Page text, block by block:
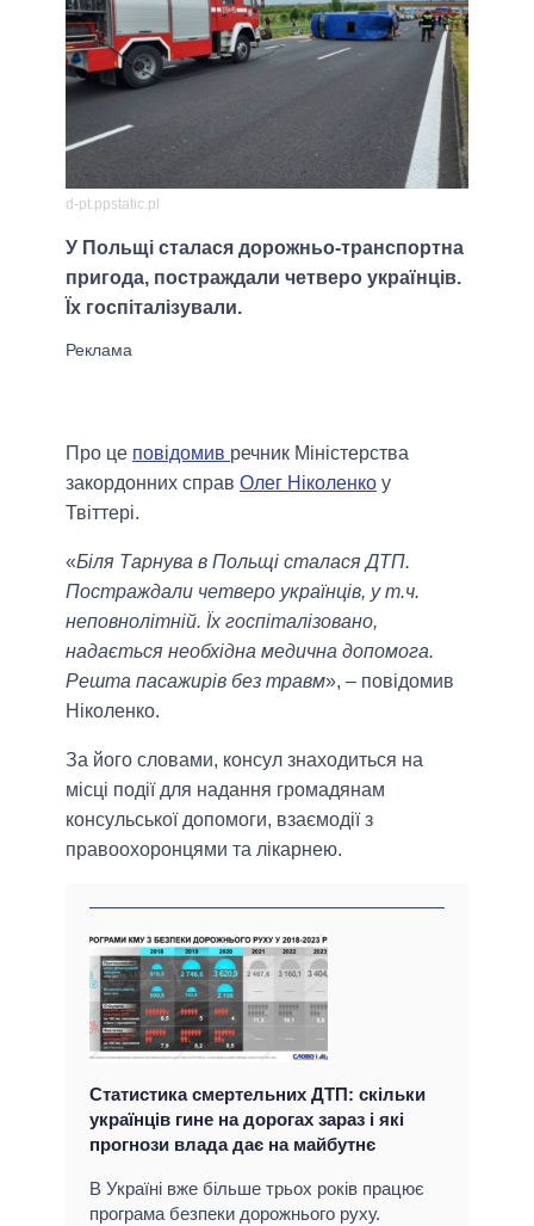
d-pt.ppstatic.pl
У Польщі сталася дорожньо-транспортна
пригода, постраждали четверо українців.
Їх госпіталізували.
Про це повідомив речник Міністерства
закордонних справ Олег Ніколенко у
Твіттері.
«Біля Тарнува в Польщі сталася ДТП.
Постраждали четверо українців, у т.ч.
неповнолітній. Їх госпіталізовано,
надається необхідна медична допомога.
Решта пасажирів без травм», – повідомив
Ніколенко.
За його словами, консул знаходиться на
місці події для надання громадянам
консульської допомоги, взаємодії з
правоохоронцями та лікарнею.
Статистика смертельних ДТП: скільки
українців гине на дорогах зараз і які
прогнози влада дає на майбутнє
В Україні вже більше трьох років працює
програма безпеки дорожнього руху.